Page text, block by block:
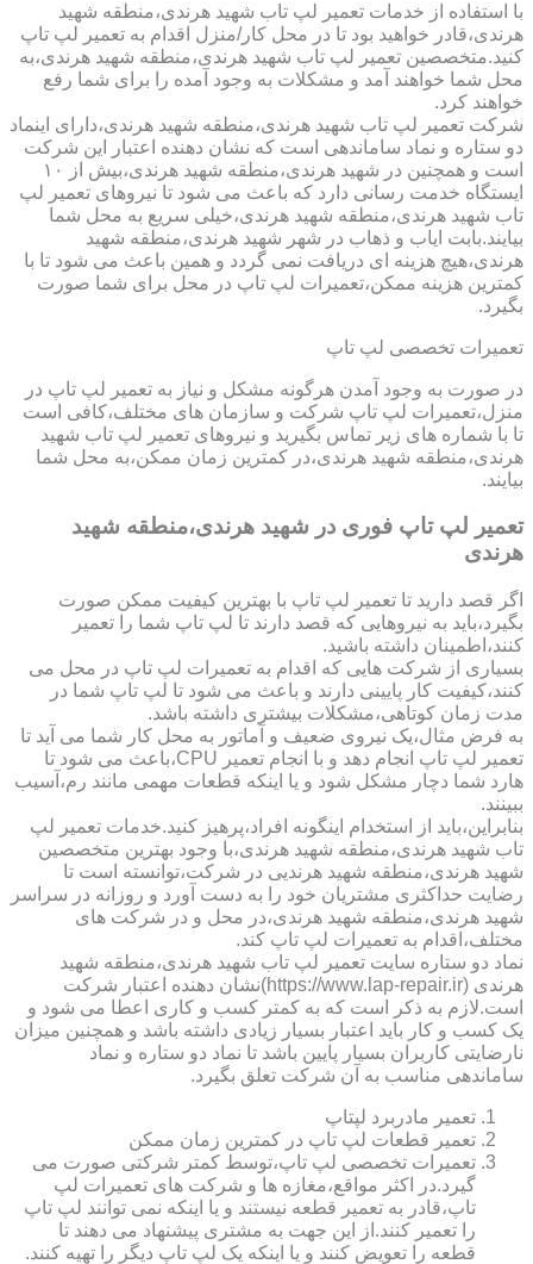
با استفاده از خدمات تعمیر لپ تاب شهید هرندی،منطقه شهید
هرندی،قادر خواهید بود تا در محل کار/منزل اقدام به تعمیر لپ تاپ
کنید.متخصصین تعمیر لپ تاب شهید هرندی،منطقه شهید هرندی،به
محل شما خواهند آمد و مشکلات به وجود آمده را برای شما رفع
خواهند کرد.
شرکت تعمیر لپ تاب شهید هرندی،منطقه شهید هرندی،دارای اینماد
دو ستاره و نماد ساماندهی است که نشان دهنده اعتبار این شرکت
است و همچنین در شهید هرندی،منطقه شهید هرندی،بیش از ۱۰
ایستگاه خدمت رسانی دارد که باعث می شود تا نیروهای تعمیر لپ
تاب شهید هرندی،منطقه شهید هرندی،خیلی سریع به محل شما
بیایند.بابت ایاب و ذهاب در شهر شهید هرندی،منطقه شهید
هرندی،هیچ هزینه ای دریافت نمی گردد و همین باعث می شود تا با
کمترین هزینه ممکن،تعمیرات لپ تاپ در محل برای شما صورت
بگیرد.
تعمیرات تخصصی لپ تاپ
در صورت به وجود آمدن هرگونه مشکل و نیاز به تعمیر لپ تاپ در
منزل،تعمیرات لپ تاپ شرکت و سازمان های مختلف،کافی است
تا با شماره های زیر تماس بگیرید و نیروهای تعمیر لپ تاب شهید
هرندی،منطقه شهید هرندی،در کمترین زمان ممکن،به محل شما
بیایند.
تعمیر لپ تاپ فوری در شهید هرندی،منطقه شهید
هرندی
اگر قصد دارید تا تعمیر لپ تاپ با بهترین کیفیت ممکن صورت
بگیرد،باید به نیروهایی که قصد دارند تا لپ تاپ شما را تعمیر
کنند،اطمینان داشته باشید.
بسیاری از شرکت هایی که اقدام به تعمیرات لپ تاپ در محل می
کنند،کیفیت کار پایینی دارند و باعث می شود تا لپ تاپ شما در
مدت زمان کوتاهی،مشکلات بیشتری داشته باشد.
به فرض مثال،یک نیروی ضعیف و آماتور به محل کار شما می آید تا
تعمیر لپ تاپ انجام دهد و با انجام تعمیر CPU،باعث می شود تا
هارد شما دچار مشکل شود و یا اینکه قطعات مهمی مانند رم،آسیب
ببینند.
بنابراین،باید از استخدام اینگونه افراد،پرهیز کنید.خدمات تعمیر لپ
تاب شهید هرندی،منطقه شهید هرندی،با وجود بهترین متخصصین
شهید هرندی،منطقه شهید هرندیی در شرکت،توانسته است تا
رضایت حداکثری مشتریان خود را به دست آورد و روزانه در سراسر
شهید هرندی،منطقه شهید هرندی،در محل و در شرکت های
مختلف،اقدام به تعمیرات لپ تاپ کند.
نماد دو ستاره سایت تعمیر لپ تاب شهید هرندی،منطقه شهید
هرندی (https://www.lap-repair.ir)نشان دهنده اعتبار شرکت
است.لازم به ذکر است که به کمتر کسب و کاری اعطا می شود و
یک کسب و کار باید اعتبار بسیار زیادی داشته باشد و همچنین میزان
نارضایتی کاربران بسیار پایین باشد تا نماد دو ستاره و نماد
ساماندهی مناسب به آن شرکت تعلق بگیرد.
تعمیر مادربرد لپتاپ
تعمیر قطعات لپ تاپ در کمترین زمان ممکن
تعمیرات تخصصی لپ تاپ،توسط کمتر شرکتی صورت می
گیرد.در اکثر مواقع،مغازه ها و شرکت های تعمیرات لپ
تاپ،قادر به تعمیر قطعه نیستند و یا اینکه نمی توانند لپ تاپ
را تعمیر کنند.از این جهت به مشتری پیشنهاد می دهند تا
قطعه را تعویض کنند و یا اینکه یک لپ تاپ دیگر را تهیه کنند.